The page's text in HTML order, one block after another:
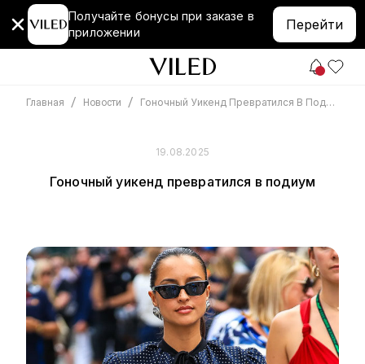
Получайте бонусы при заказе в
приложении
Перейти
Главная / Новости / Гоночный Уикенд Превратился В Подиум
19.08.2025
Гоночный уикенд превратился в подиум